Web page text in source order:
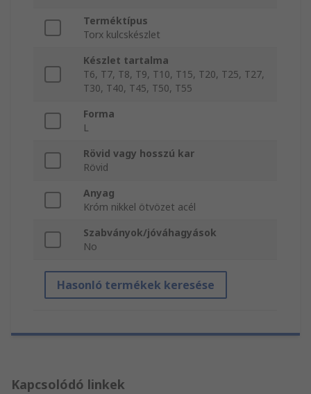
Terméktípus
Torx kulcskészlet
Készlet tartalma
T6, T7, T8, T9, T10, T15, T20, T25, T27,
T30, T40, T45, T50, T55
Forma
L
Rövid vagy hosszú kar
Rövid
Anyag
Króm nikkel ötvözet acél
Szabványok/jóváhagyások
No
Hasonló termékek keresése
Kapcsolódó linkek